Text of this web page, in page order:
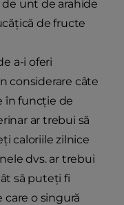
de unt de arahide
de fructe
a-i oferi
considerare câte
în funcție de
ar trebui să
caloriile zilnice
dvs. ar trebui
să puteți fi
o singură